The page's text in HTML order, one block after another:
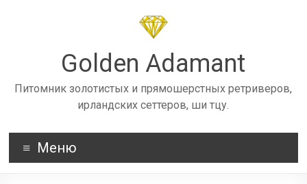
Golden Adamant
Питомник золотистых и прямошерстных ретриверов,
ирландских сеттеров, ши тцу.
Меню